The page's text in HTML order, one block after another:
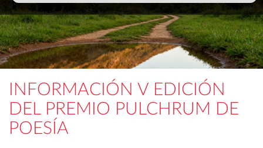
INFORMACIÓN V EDICIÓN
DEL PREMIO PULCHRUM DE
POESÍA